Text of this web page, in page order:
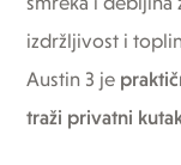
izdržljivost i
Austin 3 je
traži privatni